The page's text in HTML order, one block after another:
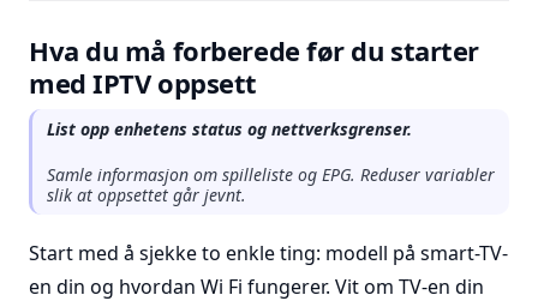
Hva du må forberede før du starter
med IPTV oppsett
List opp enhetens status og nettverksgrenser.
Samle informasjon om spilleliste og EPG. Reduser variabler
slik at oppsettet går jevnt.
Start med å sjekke to enkle ting: modell på smart-TV-
en din og hvordan Wi Fi fungerer. Vit om TV-en din